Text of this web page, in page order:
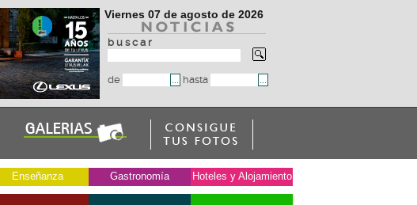
Viernes 07 de agosto de 2026
b u s c a r
de hasta
Enseñanza Gastronomía Hoteles y Alojamiento